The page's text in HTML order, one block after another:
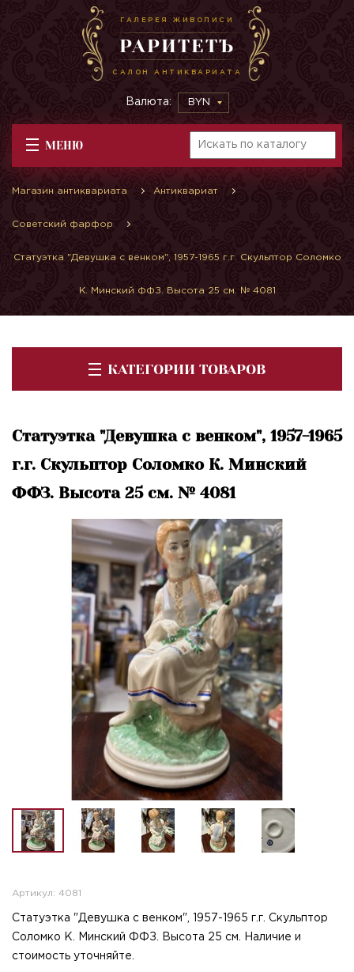
ГАЛЕРЕЯ ЖИВОПИСИ
РАРИТЕТЪ
САЛОН АНТИКВАРИАТА
Валюта: BYN
МЕНЮ
Магазин антиквариата Антиквариат
Советский фарфор
Статуэтка "Девушка с венком", 1957-1965 г.г. Скульптор Соломко
К. Минский ФФЗ. Высота 25 см. № 4081
КАТЕГОРИИ ТОВАРОВ
Статуэтка "Девушка с венком", 1957-1965
г.г. Скульптор Соломко К. Минский
ФФЗ. Высота 25 см. № 4081
Артикул: 4081
Статуэтка "Девушка с венком", 1957-1965 г.г. Скульптор
Соломко К. Минский ФФЗ. Высота 25 см. Наличие и
стоимость уточняйте.